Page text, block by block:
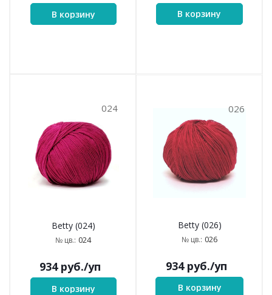
В корзину В корзину
024
Betty (024)
№ цв.: 024
934руб./уп
В корзину
026
Betty (026)
№ цв.: 026
934руб./уп
В корзину